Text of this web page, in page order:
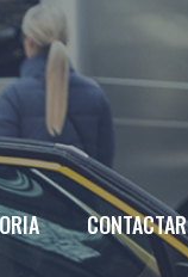
CONTACTAR